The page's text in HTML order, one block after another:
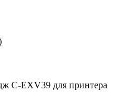
C-EXV39 для принтера